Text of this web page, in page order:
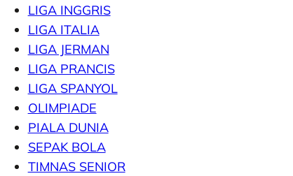
LIGA INGGRIS
LIGA ITALIA
LIGA JERMAN
LIGA PRANCIS
LIGA SPANYOL
OLIMPIADE
PIALA DUNIA
SEPAK BOLA
TIMNAS SENIOR